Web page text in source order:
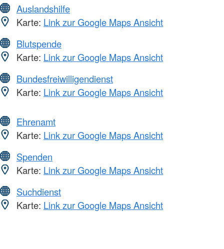
Auslandshilfe
Karte: Link zur Google Maps Ansicht
Blutspende
Karte: Link zur Google Maps Ansicht
Bundesfreiwilligendienst
Karte: Link zur Google Maps Ansicht
Ehrenamt
Karte: Link zur Google Maps Ansicht
Spenden
Karte: Link zur Google Maps Ansicht
Suchdienst
Karte: Link zur Google Maps Ansicht